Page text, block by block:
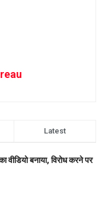
Latest
वीडियो बनाया, विरोध करने पर